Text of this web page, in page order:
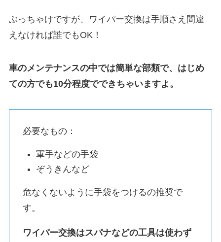
ぶっちゃけですが、ワイパー交換は手順さえ間違
えなければ誰でもOK！
車のメンテナンスの中では簡単な部類で、はじめ
ての方でも10分程度でできちゃいますよ。
必要なもの：
軍手などの手袋
ぞうきんなど
危なくないように手袋をつけるの推奨で
す。
ワイパー交換はスパナなどの工具は使わず